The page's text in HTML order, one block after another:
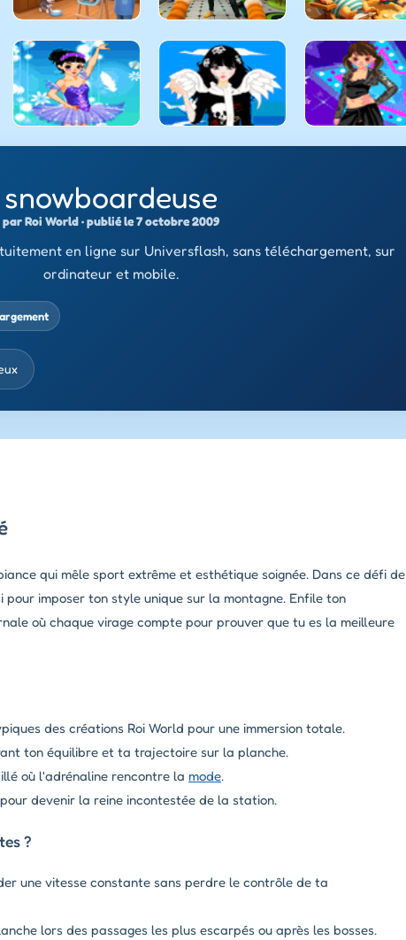
snowboardeuse
par Roi World · publié le 7 octobre 2009
en ligne sur Universflash, sans téléchargement, sur
ordinateur et mobile.
qui mêle sport extrême et esthétique soignée. Dans ce défi de
imposer ton style unique sur la montagne. Enfile ton
où chaque virage compte pour prouver que tu es la meilleure
des créations Roi World pour une immersion totale.
ton équilibre et ta trajectoire sur la planche.
où l'adrénaline rencontre la mode.
devenir la reine incontestée de la station.
?
une vitesse constante sans perdre le contrôle de ta
lors des passages les plus escarpés ou après les bosses.